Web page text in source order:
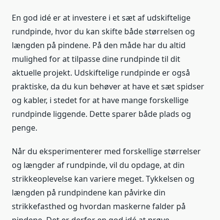
En god idé er at investere i et sæt af udskiftelige
rundpinde, hvor du kan skifte både størrelsen og
længden på pindene. På den måde har du altid
mulighed for at tilpasse dine rundpinde til dit
aktuelle projekt. Udskiftelige rundpinde er også
praktiske, da du kun behøver at have et sæt spidser
og kabler, i stedet for at have mange forskellige
rundpinde liggende. Dette sparer både plads og
penge.
Når du eksperimenterer med forskellige størrelser
og længder af rundpinde, vil du opdage, at din
strikkeoplevelse kan variere meget. Tykkelsen og
længden på rundpindene kan påvirke din
strikkefasthed og hvordan maskerne falder på